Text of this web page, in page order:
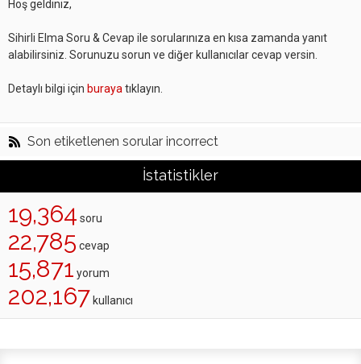
Hoş geldiniz,
Sihirli Elma Soru & Cevap ile sorularınıza en kısa zamanda yanıt
alabilirsiniz. Sorunuzu sorun ve diğer kullanıcılar cevap versin.
Detaylı bilgi için buraya tıklayın.
Son etiketlenen sorular incorrect
İstatistikler
19,364 soru
22,785 cevap
15,871 yorum
202,167 kullanıcı